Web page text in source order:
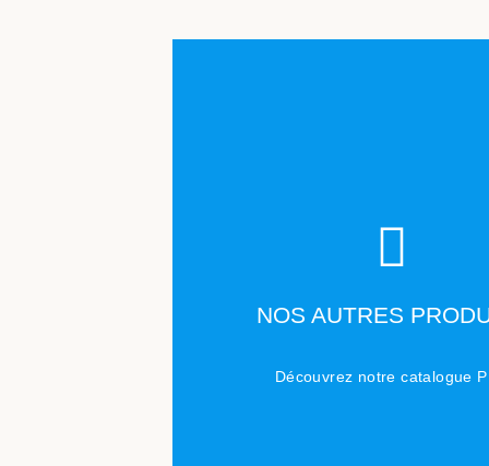
NOS AUTRES
Découvrez notre catalogue
TÉLÉCHARGER